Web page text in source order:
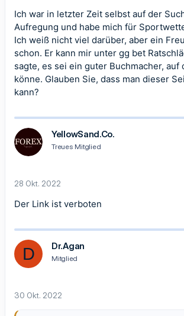
Ich war in letzter Zeit selbst auf der
Aufregung und habe mich für
Ich weiß nicht viel darüber, aber ein
schon. Er kann mir unter gg bet
sagte, es sei ein guter Buchmacher, auf
könne. Glauben Sie, dass man dieser
kann?
YellowSand.Co.
Treues Mitglied
28 Okt. 2022
Der Link ist verboten
D Dr.Agan
Mitglied
30 Okt. 2022